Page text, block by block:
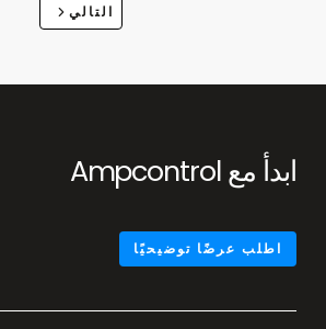
التالي
ابدأ مع Ampcontrol
اطلب عرضًا توضيحيًا